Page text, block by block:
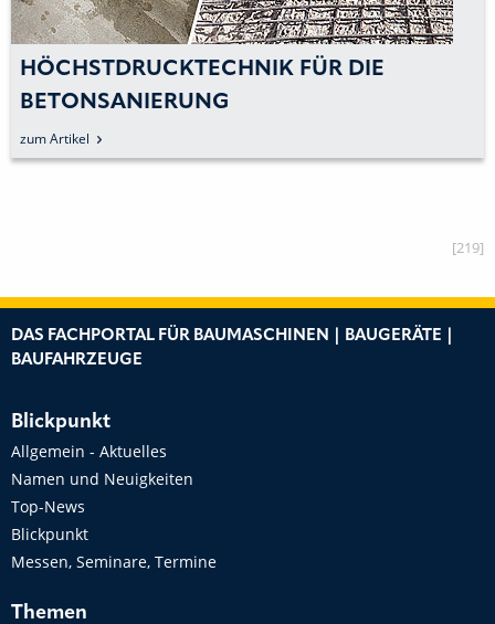
HÖCHSTDRUCKTECHNIK FÜR DIE
BETONSANIERUNG
zum Artikel
[219]
DAS FACHPORTAL FÜR BAUMASCHINEN | BAUGERÄTE |
BAUFAHRZEUGE
Blickpunkt
Allgemein - Aktuelles
Namen und Neuigkeiten
Top-News
Blickpunkt
Messen, Seminare, Termine
Themen